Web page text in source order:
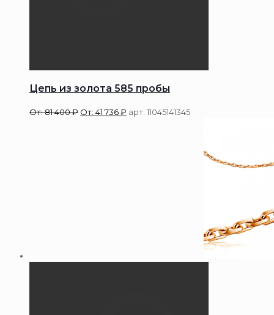
Цепь из золота 585 пробы
От:81 400₽ От: 41 736₽ арт. 11045141345